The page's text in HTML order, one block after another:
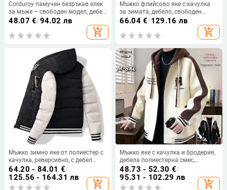
Corduroy памучен безръкав елек
за мъже – свободен модел, дебел
плат, джобове с 3D патч,
48.07 €/94.02 лв
add_shopping_cart
Мъжко флийсово яке с качулка
за зимата, дебело, свободен
силует, дълъг ръкав, цип,
синтетични влакна
66.04€/129.16 лв
add_shopping_cart
Мъжко зимно яке от полиестер с
качулка, реверсивно, с дебел
полиестер-памучен пълнеж,
дизайн с цветни блокове, цип
64.20 - 84.01 €/
125.56 - 164.31 лв
add_shopping_cart
Мъжко яке с качулка и бродерия,
дебела полиестерна смес,
свободна кройка, закопчаване с
цип.
48.73 - 52.30 €/
95.31 - 102.29 лв
add_shopping_cart